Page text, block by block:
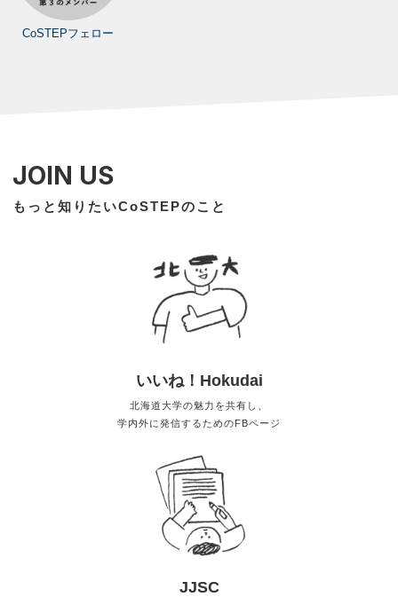
CoSTEPフェロー
JOIN US
もっと知りたいCoSTEPのこと
いいね！Hokudai
北海道大学の魅力を共有し、
学内外に発信するためのFBページ
JJSC